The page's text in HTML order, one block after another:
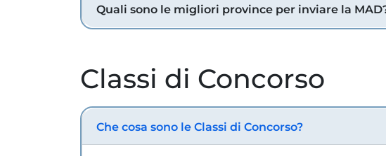
Quali sono le migliori province per inviare la
Classi di Concorso
Che cosa sono le Classi di Concorso?